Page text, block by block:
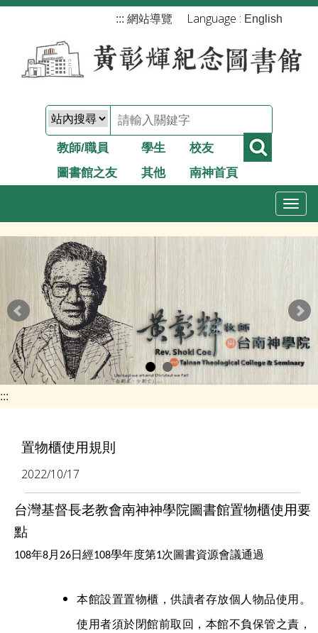
跳
::: 網站導覽 Language : English
教師/職員 學生
校友
圖書館之友
其他 南神首頁
T
l
e
n
a
i
:::
置物櫃使用規則
2022/10/17
台灣基督長老教會南神神學院圖書館置物櫃使用要
點
108年8月26日經108學年度第1次圖書資源會議通過
本館設置置物櫃，供讀者存放個人物品使用。
使用者須於閉館前取回，本館不負保管之責，